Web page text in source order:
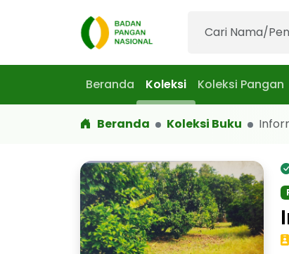
Beranda Koleksi Koleksi Pangan
Beranda Koleksi Buku